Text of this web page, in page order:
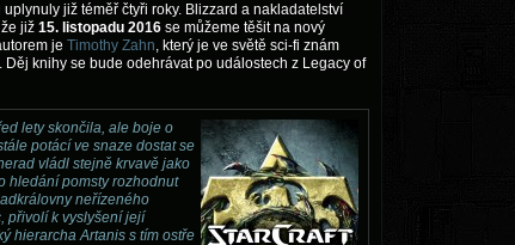
uplynuly již téměř čtyři roky. Blizzard a nakladatelství
že již 15. listopadu 2016 se můžeme těšit na nový
je Timothy Zahn, který je ve světě sci-fi znám
knihy se bude odehrávat po událostech z Legacy of
lety skončila, ale boje o
potácí ve snaze dostat se
vládl stejně krvavě jako
hledání pomsty rozhodnut
neřízeného
přivolí k vyslyšení její
hierarcha Artanis s tím ostře